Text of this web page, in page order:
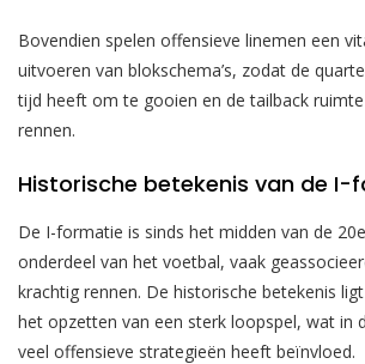
Bovendien spelen offensieve linemen een
uitvoeren van blokschema’s, zodat de
tijd heeft om te gooien en de tailback
rennen.
Historische betekenis van de I-
De I-formatie is sinds het midden van de
onderdeel van het voetbal, vaak
krachtig rennen. De historische betekenis
het opzetten van een sterk loopspel, wat in
veel offensieve strategieën heeft beïnvloed.